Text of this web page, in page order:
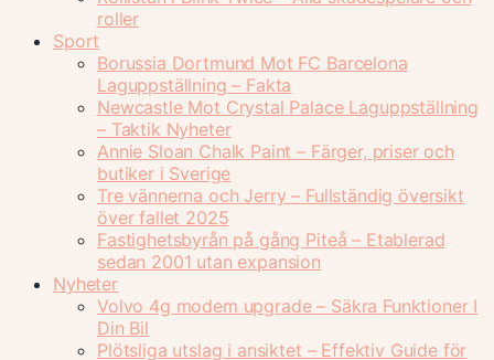
roller
Sport
Borussia Dortmund Mot FC Barcelona
Laguppställning – Fakta
Newcastle Mot Crystal Palace Laguppställning
– Taktik Nyheter
Annie Sloan Chalk Paint – Färger, priser och
butiker i Sverige
Tre vännerna och Jerry – Fullständig översikt
över fallet 2025
Fastighetsbyrån på gång Piteå – Etablerad
sedan 2001 utan expansion
Nyheter
Volvo 4g modem upgrade – Säkra Funktioner I
Din Bil
Plötsliga utslag i ansiktet – Effektiv Guide för